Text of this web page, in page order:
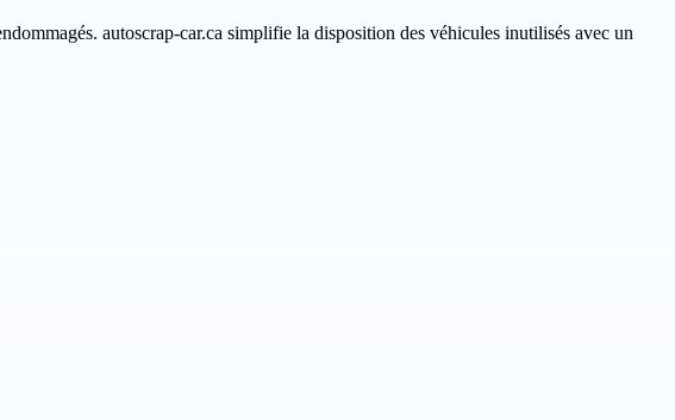
autoscrap-car.ca simplifie la disposition des véhicules inutilisés avec un